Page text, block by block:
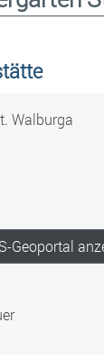
Walburga
Geoportal